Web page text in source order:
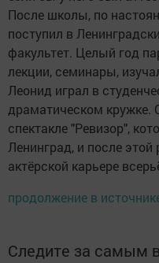
После школы, по
поступил в
факультет. Целый год
лекции, семинары,
Леонид играл в
драматическом кружке.
спектакле "Ревизор",
Ленинград, и после
актёрской карьере
продолжение в
Следите за самым